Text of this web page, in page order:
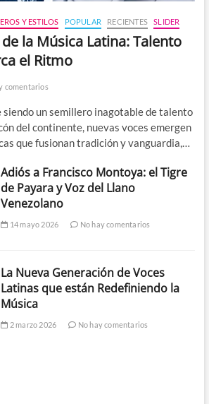
Y ESTILOS POPULAR RECIENTES SLIDER
la Música Latina: Talento
el Ritmo
comentarios
un semillero inagotable de talento
del continente, nuevas voces emergen
que fusionan tradición y vanguardia,…
Adiós a Francisco Montoya: el Tigre
de Payara y Voz del Llano
Venezolano
14 mayo 2026 No hay comentarios
La Nueva Generación de Voces
Latinas que están Redefiniendo la
Música
2 marzo 2026 No hay comentarios